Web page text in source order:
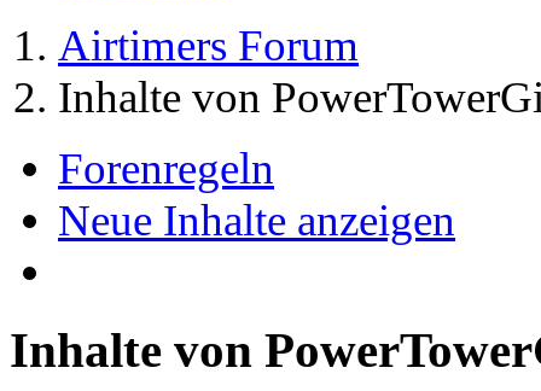
Airtimers Forum
Inhalte von
Forenregeln
Neue Inhalte anzeigen
Inhalte von